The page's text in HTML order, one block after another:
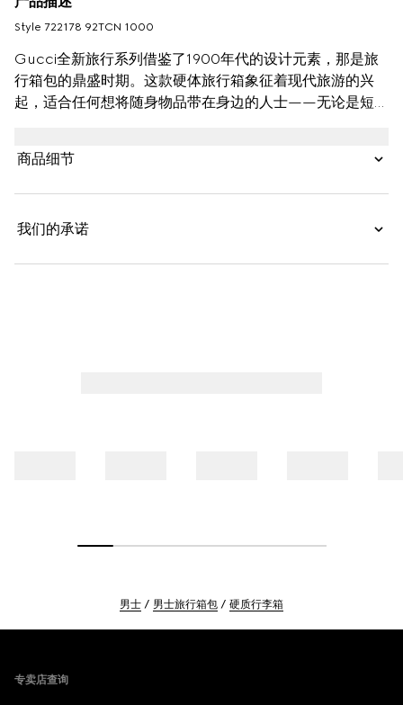
Style ‎722178 92TCN 1000
Gucci全新旅行系列借鉴了1900年代的设计元素，那是旅
行箱包的鼎盛时期。这款硬体旅行箱象征着现代旅游的兴
起，适合任何想将随身物品带在身边的人士——无论是短途
美学视角焕发盎然新意。
商品细节
我们的承诺
男士 男士旅行箱包 硬质行李箱
专卖店查询